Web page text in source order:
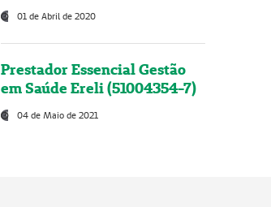
01 de Abril de 2020
Prestador Essencial Gestão
em Saúde Ereli (51004354-7)
04 de Maio de 2021